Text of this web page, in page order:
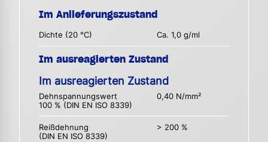
Im Anlieferungszustand
Dichte (20 °C) Ca. 1,0 g/ml
Im ausreagierten Zustand
Im ausreagierten Zustand
Dehnspannungswert
100 % (DIN EN ISO 8339)
0,40 N/mm²
Reißdehnung
(DIN EN ISO 8339)
> 200 %